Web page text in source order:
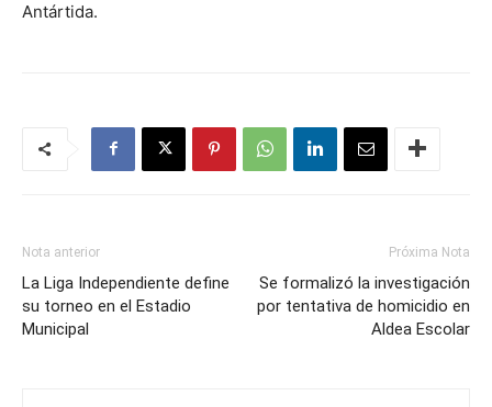
Antártida.
Nota anterior
La Liga Independiente define
su torneo en el Estadio
Municipal
Próxima Nota
Se formalizó la investigación
por tentativa de homicidio en
Aldea Escolar